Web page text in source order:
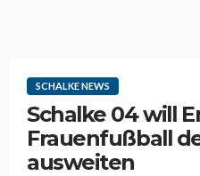
SCHALKE NEWS
Schalke 04 will
Frauenfußball
ausweiten